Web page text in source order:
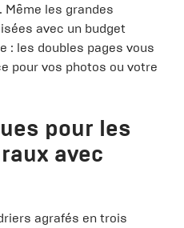
les grandes
avec un budget
: les doubles pages vous
pour vos photos ou votre
pour les
avec
agrafés en trois